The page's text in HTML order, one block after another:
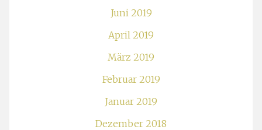
Juni 2019
April 2019
März 2019
Februar 2019
Januar 2019
Dezember 2018